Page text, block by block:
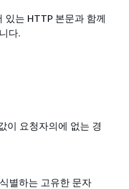
있는 HTTP 본문과 함께
다.
이 요청자의에 없는 경
별하는 고유한 문자